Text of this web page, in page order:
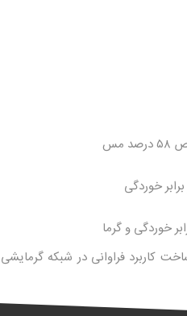
کاربرد فراوانی در شبکه گرمایشی